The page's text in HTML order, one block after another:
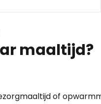
maaltijd?
of